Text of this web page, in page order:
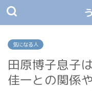
気になる人
田原博子息子
佳一との関係